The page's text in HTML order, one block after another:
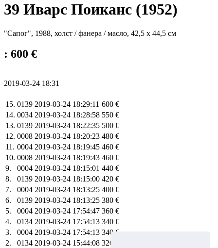
39 Иварс Поиканс (1952)
"Сапог", 1988, холст / фанера / масло, 42,5 х 44,5 см
: 600 €
2019-03-24 18:31
15. 0139 2019-03-24 18:29:11 600 €
14. 0034 2019-03-24 18:28:58 550 €
13. 0139 2019-03-24 18:22:35 500 €
12. 0008 2019-03-24 18:20:23 480 €
11. 0004 2019-03-24 18:19:45 460 €
10. 0008 2019-03-24 18:19:43 460 €
9.
0004 2019-03-24 18:15:01 440 €
8.
0139 2019-03-24 18:15:00 420 €
7.
0004 2019-03-24 18:13:25 400 €
6.
0139 2019-03-24 18:13:25 380 €
5.
0004 2019-03-24 17:54:47 360 €
4.
0134 2019-03-24 17:54:13 340 €
3.
0004 2019-03-24 17:54:13 340 €
2.
0134 2019-03-24 15:44:08 320 €